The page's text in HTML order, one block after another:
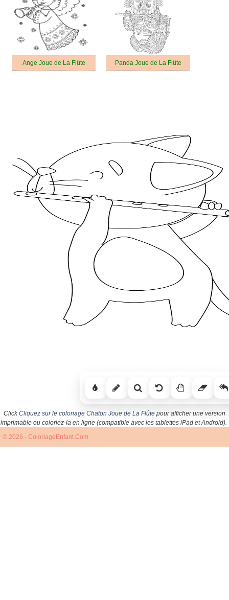
Ange Joue de La Flûte Panda Joue de La Flûte
ClickCliquez sur le coloriage Chaton Joue de La Flûte pour afficher une version
imprimable ou coloriez-la en ligne (compatible avec les tablettes iPad et Android).
© 2026 - ColoriageEnfant.Com